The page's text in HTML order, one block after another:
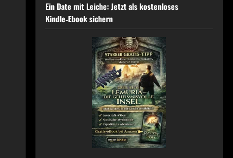
Ein Date mit Leiche: Jetzt als kostenloses
Kindle‑Ebook sichern